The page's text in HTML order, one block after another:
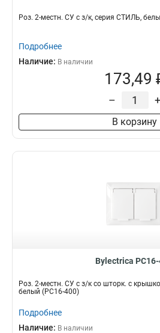
Роз. 2-местн. СУ с з/к, серия СТИЛЬ,
Подробнее
Наличие: В наличии
173,49
– +
В корзину
Bylectrica
Роз. 2-местн. СУ с з/к со шторк. с
белый (РС16-400)
Подробнее
Наличие: В наличии